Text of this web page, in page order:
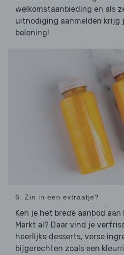
welkomstaanbieding en als
uitnodiging aanmelden krijg
beloning!
6. Zin in een extraatje?
Ken je het brede aanbod
Markt al? Daar vind je
heerlijke desserts, verse
bijgerechten zoals een